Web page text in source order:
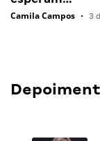
Camila Campos • 3